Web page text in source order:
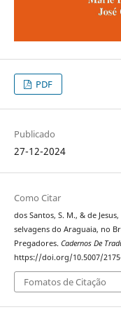
PDF
Publicado
27-12-2024
Como Citar
dos Santos, S. M., & de
selvagens do Araguaia, no
Pregadores. Cadernos De
https://doi.org/10.5007/
Fomatos de Citação